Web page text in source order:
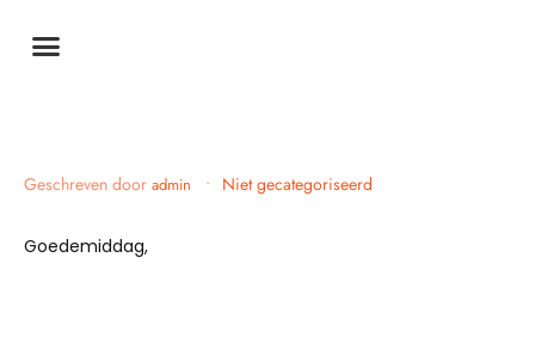
Geschreven door admin • Niet gecategoriseerd
Goedemiddag,